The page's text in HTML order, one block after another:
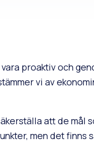
proaktiv och
vi av
att de mål
men det